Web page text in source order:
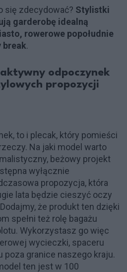
się zdecydować? Stylistki
garderobę idealną
rowerowe popołudnie
break.
odpoczynek
propozycji
to i plecak, który pomieści
Na jaki model warto
beżowy projekt
wyłącznie
propozycja, która
lata będzie cieszyć oczy
że produkt ten dzięki
spełni też rolę bagażu
Wykorzystasz go więc
wycieczki, spaceru
poza granice naszego kraju.
ten jest w 100